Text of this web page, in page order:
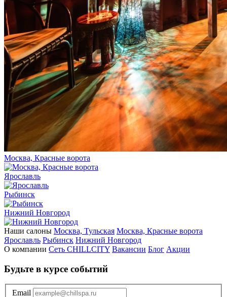
Москва, Красные ворота
Ярославль
Рыбинск
Нижний Новгород
Наши салоны Москва, Тульская Москва, Красные ворота
Ярославль Рыбинск Нижний Новгород
О компании Сеть CHILLCITY Вакансии Блог Акции
Будьте в курсе событий
Email